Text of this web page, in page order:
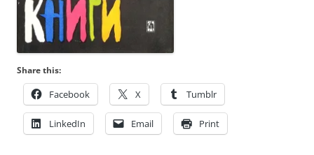
Share this:
Facebook X Tumblr
LinkedIn Email Print